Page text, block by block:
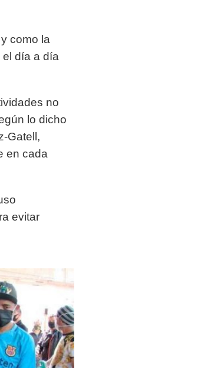
como la
el día a día
no
lo dicho
Gatell,
en cada
evitar